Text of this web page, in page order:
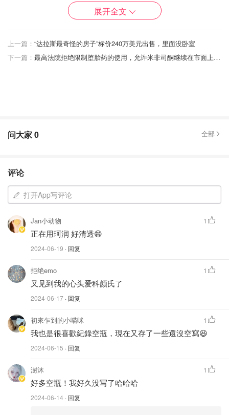
咪咪猫仔
⭐️ 图二： Sisley 希思黎 金腰带眼霜 ✅
Sisley 希思黎这款眼霜我以前就写过，♾️无限回购的好用
眼霜，肉眼可见的淡纹效果，好过我用过的任何一款眼霜❤️
❤️❤️，宝宝们感兴趣可以看我以前的笔记：
展开全文
上一篇： “达拉斯最奇怪的房子”标价240万美元出售，里面没卧室
下一篇：
最高法院拒绝限制堕胎药的使用，允许米非司酮继续在市面上销售
问大家0 全部
评论
打开App写评论
Jan小动物
正在用珂润 好清透😄
2024-06-19 · 回复
1
拒绝emo
又见到我的心头爱科颜氏了
2024-06-17 · 回复
1
初來乍到的小喵咪
我也是很喜歡紀錄空瓶，現在又存了一些還沒空寫😆
2024-06-15 · 回复
1
澍沐
好多空瓶！我好久没写了哈哈哈
2024-06-14 · 回复
1